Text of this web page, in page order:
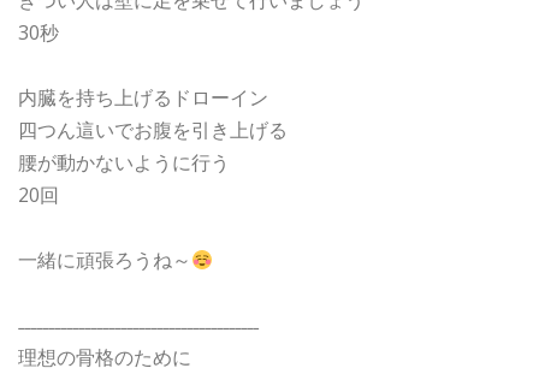
30秒
内臓を持ち上げるドローイン
四つん這いでお腹を引き上げる
腰が動かないように行う
20回
一緒に頑張ろうね～
˗˗˗˗˗˗˗˗˗˗˗˗˗˗˗˗˗˗˗˗˗˗˗˗˗˗˗˗˗˗˗˗˗˗˗˗˗˗˗˗
理想の骨格のために